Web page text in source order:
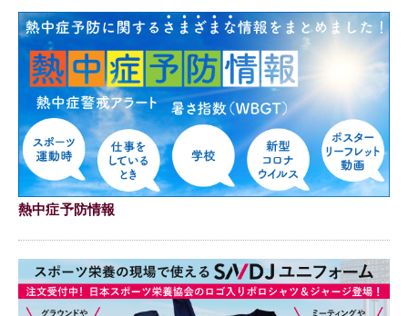
熱中症予防情報